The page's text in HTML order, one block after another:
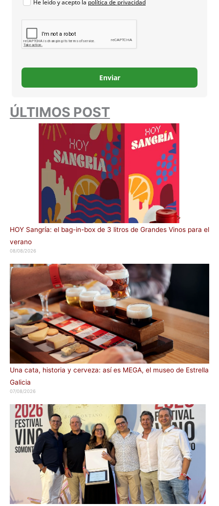
He leido y acepto la política de privacidad
Enviar
ÚLTIMOS POST
HOY Sangría: el bag-in-box de 3 litros de Grandes Vinos para el
verano
08/08/2026
Una cata, historia y cerveza: así es MEGA, el museo de Estrella
Galicia
07/08/2026